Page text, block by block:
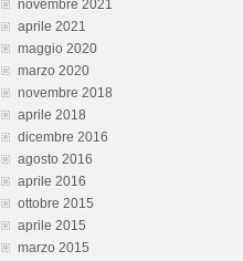
novembre 2021
aprile 2021
maggio 2020
marzo 2020
novembre 2018
aprile 2018
dicembre 2016
agosto 2016
aprile 2016
ottobre 2015
aprile 2015
marzo 2015